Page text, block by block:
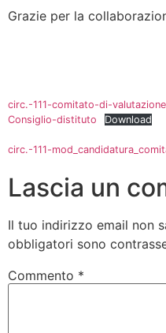
Grazie per la
circ.-111-comitato-di-
Consiglio-distituto
Download
circ.-111-
Lascia un
Il tuo indirizzo email non
obbligatori sono
Commento *